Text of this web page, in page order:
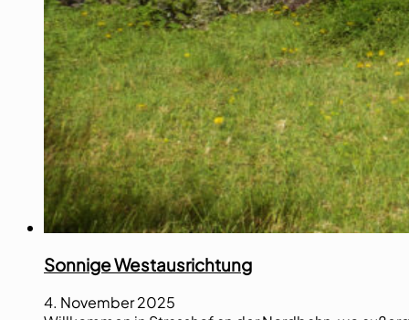
Sonnige Westausrichtung
4. November 2025